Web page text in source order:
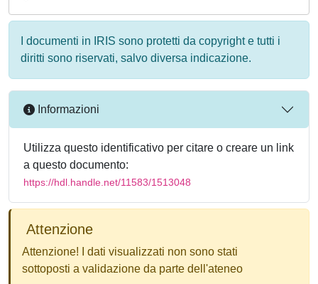
I documenti in IRIS sono protetti da copyright e tutti i
diritti sono riservati, salvo diversa indicazione.
Informazioni
Utilizza questo identificativo per citare o creare un link
a questo documento:
https://hdl.handle.net/11583/1513048
Attenzione
Attenzione! I dati visualizzati non sono stati
sottoposti a validazione da parte dell'ateneo